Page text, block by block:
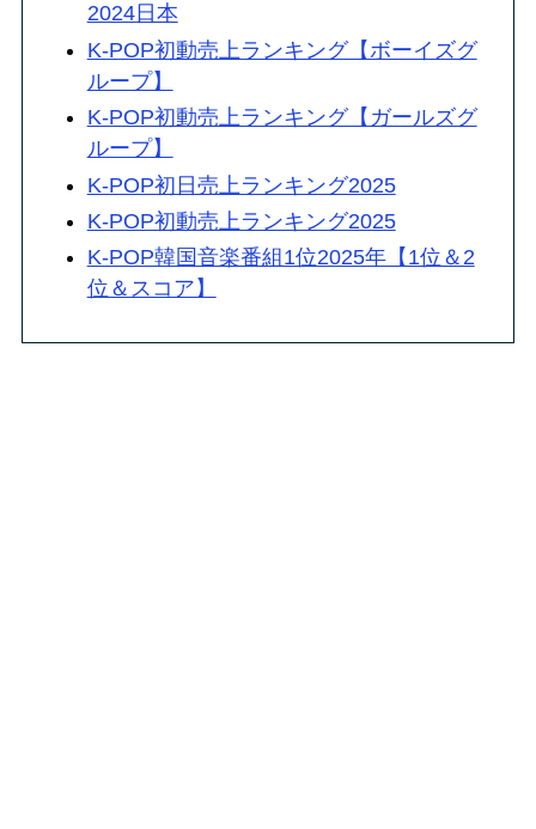
2024日本
K-POP初動売上ランキング【ボーイズグ
ループ】
K-POP初動売上ランキング【ガールズグ
ループ】
K-POP初日売上ランキング2025
K-POP初動売上ランキング2025
K-POP韓国音楽番組1位2025年【1位＆2
位＆スコア】